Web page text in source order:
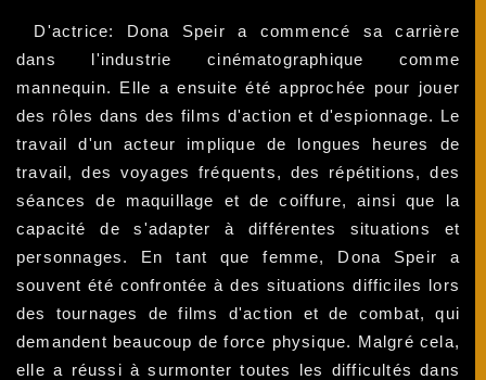
D'actrice: Dona Speir a commencé sa carrière
dans l'industrie cinématographique comme
mannequin. Elle a ensuite été approchée pour jouer
des rôles dans des films d'action et d'espionnage. Le
travail d'un acteur implique de longues heures de
travail, des voyages fréquents, des répétitions, des
séances de maquillage et de coiffure, ainsi que la
capacité de s'adapter à différentes situations et
personnages. En tant que femme, Dona Speir a
souvent été confrontée à des situations difficiles lors
des tournages de films d'action et de combat, qui
demandent beaucoup de force physique. Malgré cela,
elle a réussi à surmonter toutes les difficultés dans